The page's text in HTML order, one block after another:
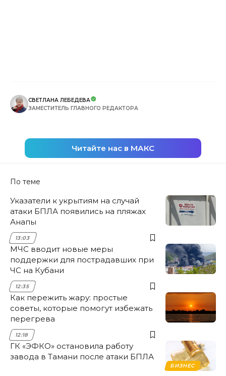
СВЕТЛАНА ЛЕБЕДЕВА
ЗАМЕСТИТЕЛЬ ГЛАВНОГО РЕДАКТОРА
Читайте нас в МАКС
По теме
Указатели к укрытиям на случай
атаки БПЛА появились на пляжах
Анапы
13:03
МЧС вводит новые меры
поддержки для пострадавших при
ЧС на Кубани
12:35
Как пережить жару: простые
советы, которые помогут избежать
перегрева
12:18
БИЗНЕС
ГК «ЭФКО» остановила работу
завода в Тамани после атаки БПЛА